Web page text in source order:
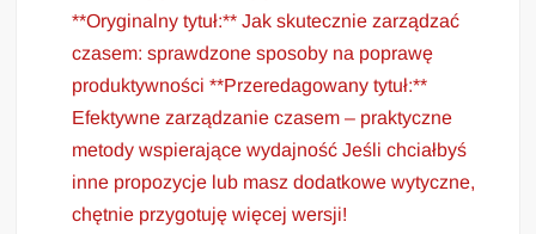
**Oryginalny tytuł:** Jak skutecznie zarządzać
czasem: sprawdzone sposoby na poprawę
produktywności **Przeredagowany tytuł:**
Efektywne zarządzanie czasem – praktyczne
metody wspierające wydajność Jeśli chciałbyś
inne propozycje lub masz dodatkowe wytyczne,
chętnie przygotuję więcej wersji!